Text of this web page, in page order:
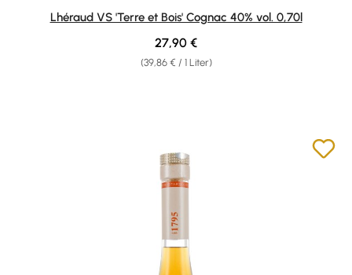
Durchschnittliche Bewertung von 5 von 5 Sternen
Lhéraud VS 'Terre et Bois' Cognac 40% vol. 0,70l
(39,86 € / 1 Liter)
Regulärer Preis:
27,90 €